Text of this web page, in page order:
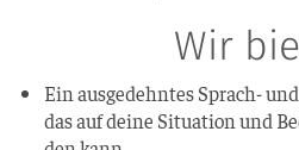
Wir
Ein aus­ge­dehn­tes Sprach-
das auf dei­ne Situa­ti­on und